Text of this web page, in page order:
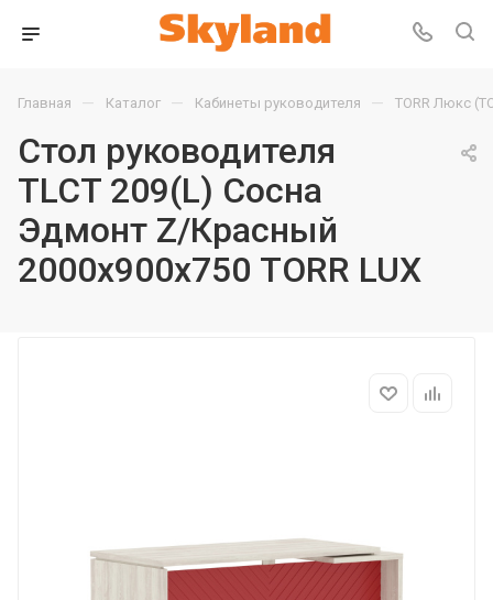
Главная — Каталог — Кабинеты руководителя — TORR Люкс
Стол руководителя
TLCT 209(L) Сосна
Эдмонт Z/Красный
2000х900х750 TORR LUX